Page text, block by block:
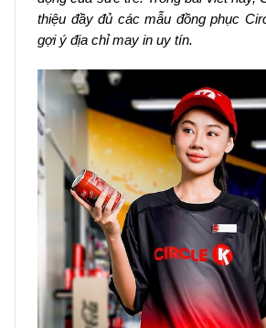
thiệu đầy đủ các mẫu đồng phục
gợi ý địa chỉ may in uy tín.